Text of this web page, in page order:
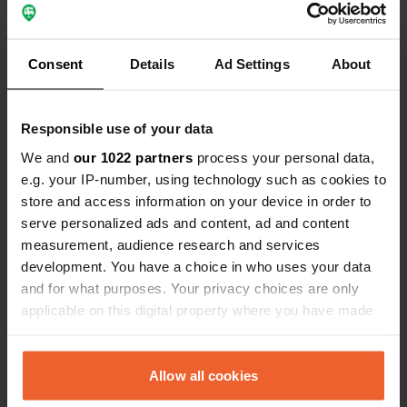
Consent Details Ad Settings About
Responsible use of your data
We and our 1022 partners process your personal data,
e.g. your IP-number, using technology such as cookies to
store and access information on your device in order to
serve personalized ads and content, ad and content
measurement, audience research and services
development. You have a choice in who uses your data
and for what purposes. Your privacy choices are only
applicable on this digital property where you have made
any time from the Cookie Declaration or by clicking on
the Privacy trigger icon.Allow all cookies
Voir tous les 6 avis
Contact
Emplacement
E6
Copie
63° 43' 5" N 11° 13' 38" E